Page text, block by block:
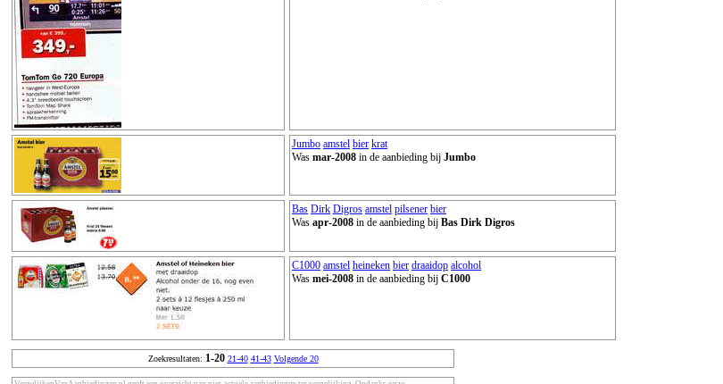
Jumbo amstel bier krat
Was mar-2008 in de aanbieding bij Jumbo
Bas Dirk Digros amstel pilsener bier
Was apr-2008 in de aanbieding bij Bas Dirk Digros
C1000 amstel heineken bier draaidop alcohol
Was mei-2008 in de aanbieding bij C1000
Zoekresultaten: 1-20 21-40 41-43 Volgende 20